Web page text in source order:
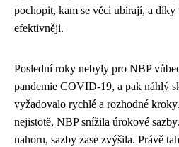
pochopit, kam se věci ubírají, a
efektivněji.
Poslední roky nebyly pro NBP
pandemie COVID-19, a pak náhlý
vyžadovalo rychlé a rozhodné
nejistotě, NBP snížila úrokové
nahoru, sazby zase zvýšila. Právě